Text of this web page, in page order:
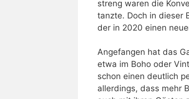
streng waren die
tanzte. Doch in dieser
der in 2020 einen
Angefangen hat das
etwa im Boho oder
schon einen deutlich
allerdings, dass mehr